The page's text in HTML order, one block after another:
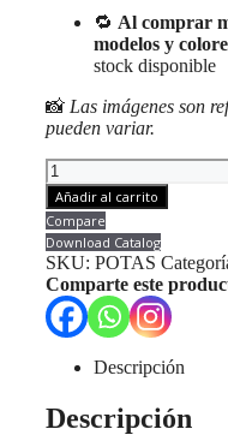
🔁 Al comprar
modelos y
stock disponible
📸 Las imágenes son
pueden variar.
Peluche
Osito
"Te
Amo"
Simple
20
Cms.
Unid.
cantidad
Añadir al carrito
Compare
Download Catalog
SKU: POTAS
Comparte este
Descripción
Descripción